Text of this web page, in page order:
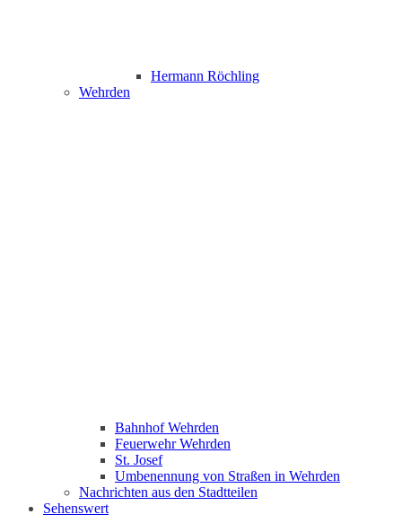
Hermann Röchling
Wehrden
Bahnhof Wehrden
Feuerwehr Wehrden
St. Josef
Umbenennung von Straßen in Wehrden
Nachrichten aus den Stadtteilen
Sehenswert